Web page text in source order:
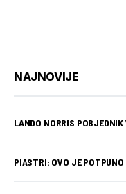
NAJNOVIJE
LANDO NORRIS
PIASTRI: OVO JE